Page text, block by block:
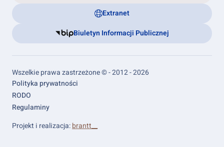
Extranet
Biuletyn Informacji Publicznej
Wszelkie prawa zastrzeżone © - 2012 - 2026
Footer
links
Polityka prywatności
RODO
Regulaminy
Projekt i realizacja:brantt__